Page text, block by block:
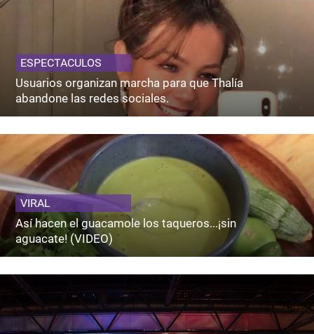
ESPECTACULOS
Usuarios organizan marcha para que Thalía
abandone las redes sociales.
VIRAL
Así hacen el guacamole los taqueros...¡sin
aguacate! (VIDEO)